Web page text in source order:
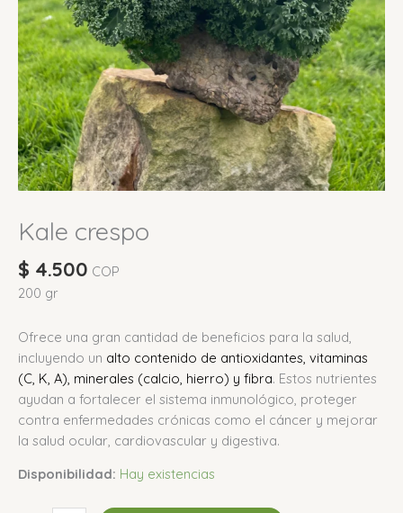
Kale crespo
$ 4.500 COP
200 gr
Ofrece una gran cantidad de beneficios para la salud,
incluyendo un alto contenido de antioxidantes, vitaminas
(C, K, A), minerales (calcio, hierro) y fibra. Estos nutrientes
ayudan a fortalecer el sistema inmunológico, proteger
contra enfermedades crónicas como el cáncer y mejorar
la salud ocular, cardiovascular y digestiva.
Disponibilidad: Hay existencias